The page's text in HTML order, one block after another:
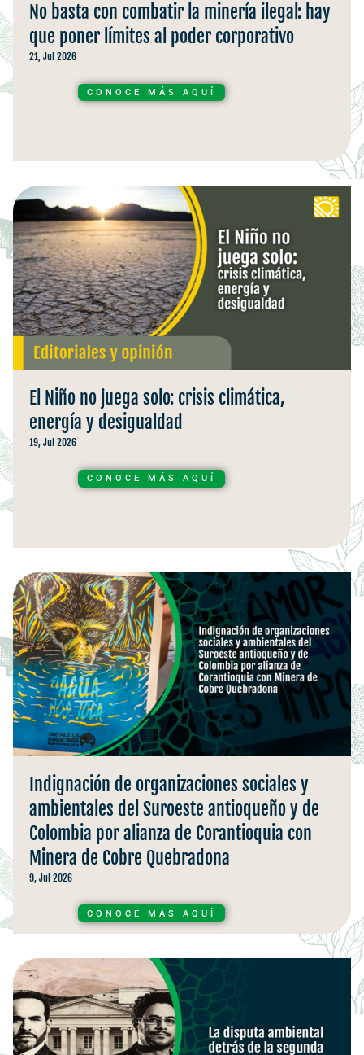
No basta con combatir la minería ilegal: hay
que poner límites al poder corporativo
21, Jul 2026
CONOCE MÁS AQUÍ
El Niño no juega solo: crisis climática,
energía y desigualdad
19, Jul 2026
CONOCE MÁS AQUÍ
Indignación de organizaciones sociales y
ambientales del Suroeste antioqueño y de
Colombia por alianza de Corantioquia con
Minera de Cobre Quebradona
9, Jul 2026
CONOCE MÁS AQUÍ